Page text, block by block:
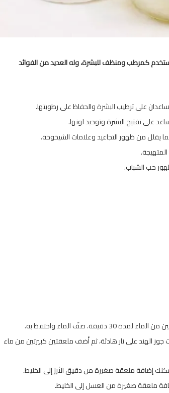
كمرطب ومنظف للبشرة، وله العديد من الفوائد
على تفتيح البشرة وتوحيد لونها.
يقلل من ظهور التجاعيد وعلامات الشيخوخة.
حب الشباب.
صفّ الماء واحتفظ به.
الهند على نار هادئة، ثم أضف ملعقتين كبيرتين من ماء
إضافة ملعقة صغيرة من دقيق الأرز إلى الخليط.
ملعقة صغيرة من العسل إلى الخليط.